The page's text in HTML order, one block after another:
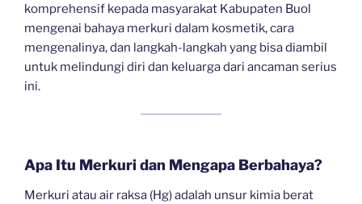
komprehensif kepada masyarakat Kabupaten Buol
mengenai bahaya merkuri dalam kosmetik, cara
mengenalinya, dan langkah-langkah yang bisa diambil
untuk melindungi diri dan keluarga dari ancaman serius
ini.
Apa Itu Merkuri dan Mengapa Berbahaya?
Merkuri atau air raksa (Hg) adalah unsur kimia berat